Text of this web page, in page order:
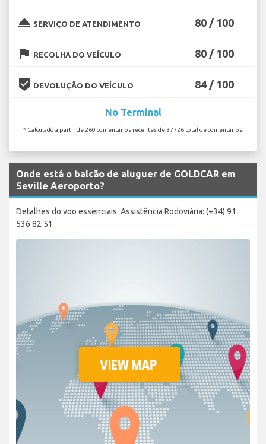
room_service SERVIÇO DE ATENDIMENTO 80 / 100
flag RECOLHA DO VEÍCULO 80 / 100
beenhere DEVOLUÇÃO DO VEÍCULO 84 / 100
No Terminal
* Calculado a partir de 260 comentários recentes de 37726 total de comentários.
Onde está o balcão de aluguer de GOLDCAR em
Seville Aeroporto?
Detalhes do voo essenciais. Assistência Rodoviária: (+34) 91
536 82 51